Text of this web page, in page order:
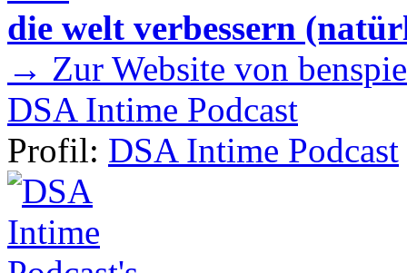
die welt verbessern
→ Zur Website von
DSA Intime Podcast
Profil: DSA Intime Podcast